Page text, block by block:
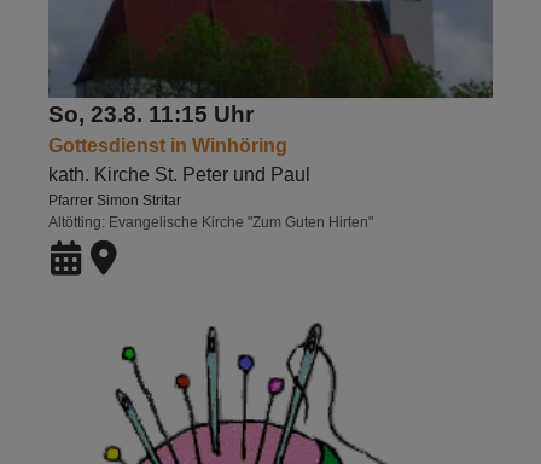
So, 23.8. 11:15 Uhr
Gottesdienst in Winhöring
kath. Kirche St. Peter und Paul
Pfarrer Simon Stritar
Altötting
Evangelische Kirche "Zum Guten Hirten"